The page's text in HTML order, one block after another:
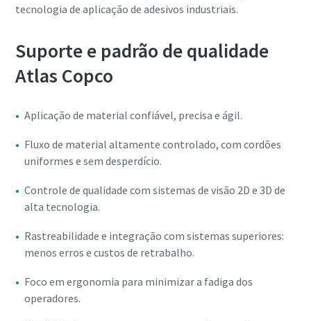
Momentum Talks
Descubra entrevistas inspiradoras e envolventes sobre a
Atlas Copco
Documentação e recursos
tecnologia de aplicação de adesivos industriais.
Suporte e padrão de qualidade
Atlas Copco
Aplicação de material confiável, precisa e ágil.
Fluxo de material altamente controlado, com cordões
uniformes e sem desperdício.
Controle de qualidade com sistemas de visão 2D e 3D de
alta tecnologia.
Rastreabilidade e integração com sistemas superiores:
menos erros e custos de retrabalho.
Foco em ergonomia para minimizar a fadiga dos
operadores.